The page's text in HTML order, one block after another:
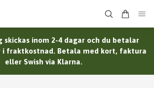
skickas inom 2-4 dagar och du betalar
i fraktkostnad. Betala med kort, faktura
eller Swish via Klarna.